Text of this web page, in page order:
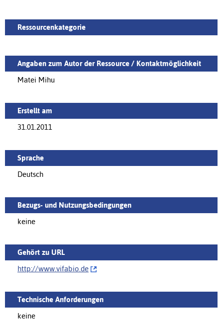
Ressourcenkategorie
Angaben zum Autor der Ressource / Kontaktmöglichkeit
Matei Mihu
Erstellt am
31.01.2011
Sprache
Deutsch
Bezugs- und Nutzungsbedingungen
keine
Gehört zu URL
http://‌www.vifabio.de
Technische Anforderungen
keine